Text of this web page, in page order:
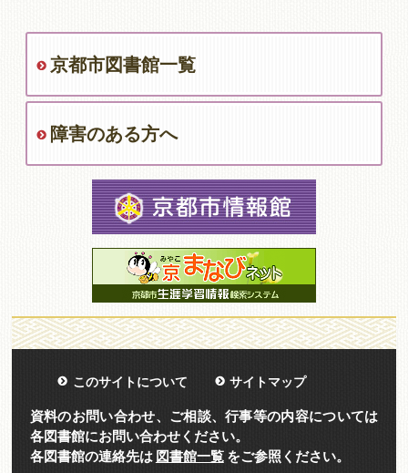
京都市図書館一覧
障害のある方へ
このサイトについて サイトマップ
資料のお問い合わせ、ご相談、行事等の内容については
各図書館にお問い合わせください。
各図書館の連絡先は 図書館一覧をご参照ください。